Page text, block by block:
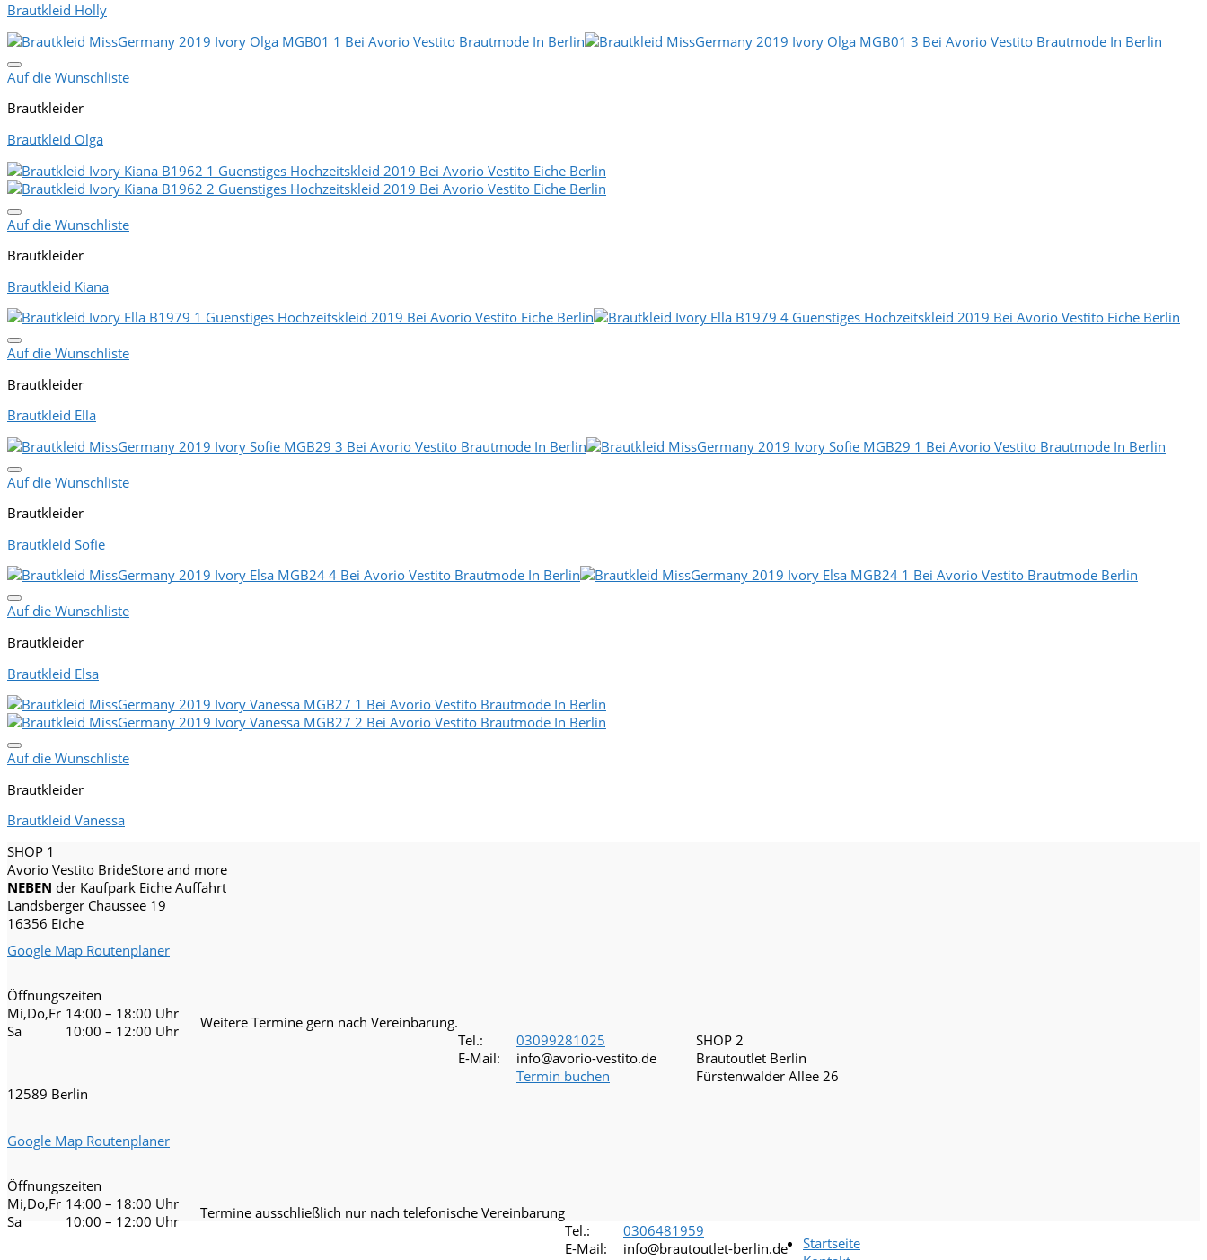
Brautkleid Holly
Auf die Wunschliste
Brautkleider
Brautkleid Olga
Auf die Wunschliste
Brautkleider
Brautkleid Kiana
Auf die Wunschliste
Brautkleider
Brautkleid Ella
Auf die Wunschliste
Brautkleider
Brautkleid Sofie
Auf die Wunschliste
Brautkleider
Brautkleid Elsa
Auf die Wunschliste
Brautkleider
Brautkleid Vanessa
SHOP 1
Avorio Vestito BrideStore and more
NEBEN der Kaufpark Eiche Auffahrt
Landsberger Chaussee 19
16356 Eiche
Google Map Routenplaner
Öffnungszeiten
Mi,Do,Fr
Sa
14:00 – 18:00 Uhr
10:00 – 12:00 Uhr
Weitere Termine gern nach Vereinbarung.
Tel.:
E-Mail:
03099281025
info@avorio-vestito.de
Termin buchen
SHOP 2
Brautoutlet Berlin
Fürstenwalder Allee 26
12589 Berlin
Google Map Routenplaner
Öffnungszeiten
Mi,Do,Fr
Sa
14:00 – 18:00 Uhr
10:00 – 12:00 Uhr
Termine ausschließlich nur nach telefonische Vereinbarung
Tel.:
E-Mail:
0306481959
info@brautoutlet-berlin.de
Startseite